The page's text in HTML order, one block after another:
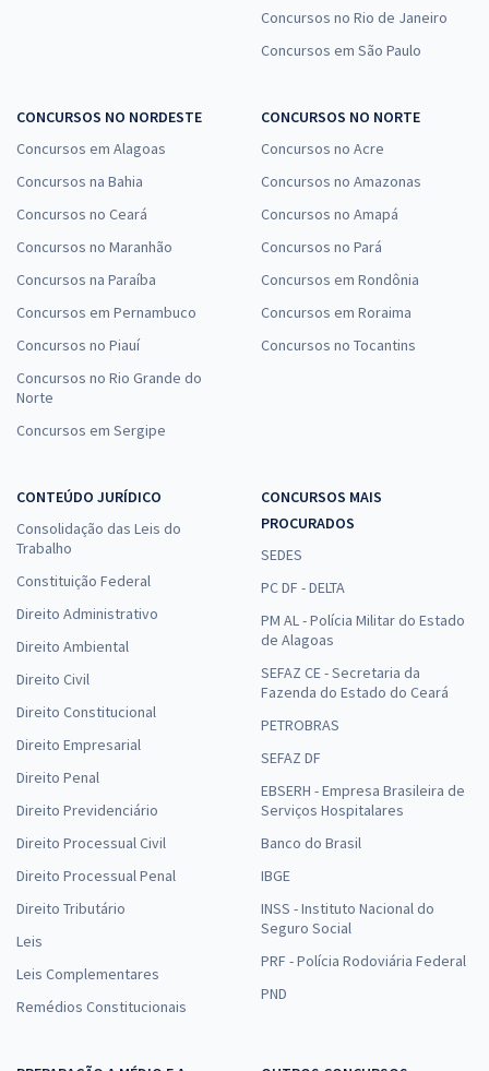
Concursos no Rio de Janeiro
Concursos em São Paulo
CONCURSOS NO NORDESTE
Concursos em Alagoas
Concursos na Bahia
Concursos no Ceará
Concursos no Maranhão
Concursos na Paraíba
Concursos em Pernambuco
Concursos no Piauí
Concursos no Rio Grande do
Norte
Concursos em Sergipe
CONCURSOS NO NORTE
Concursos no Acre
Concursos no Amazonas
Concursos no Amapá
Concursos no Pará
Concursos em Rondônia
Concursos em Roraima
Concursos no Tocantins
CONTEÚDO JURÍDICO
Consolidação das Leis do
Trabalho
Constituição Federal
Direito Administrativo
Direito Ambiental
Direito Civil
Direito Constitucional
Direito Empresarial
Direito Penal
Direito Previdenciário
Direito Processual Civil
Direito Processual Penal
Direito Tributário
Leis
Leis Complementares
Remédios Constitucionais
CONCURSOS MAIS
PROCURADOS
SEDES
PC DF - DELTA
PM AL - Polícia Militar do Estado
de Alagoas
SEFAZ CE - Secretaria da
Fazenda do Estado do Ceará
PETROBRAS
SEFAZ DF
EBSERH - Empresa Brasileira de
Serviços Hospitalares
Banco do Brasil
IBGE
INSS - Instituto Nacional do
Seguro Social
PRF - Polícia Rodoviária Federal
PND